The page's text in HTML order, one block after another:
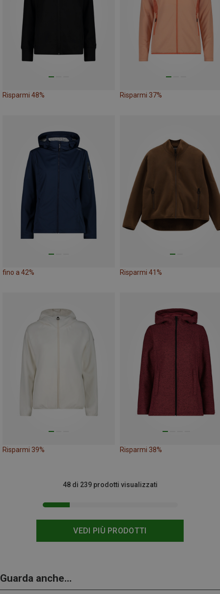
Risparmi 48% Risparmi 37%
fino a 42% Risparmi 41%
Risparmi 39% Risparmi 38%
VEDI PIÙ PRODOTTI
48 di 239 prodotti visualizzati
Guarda anche...